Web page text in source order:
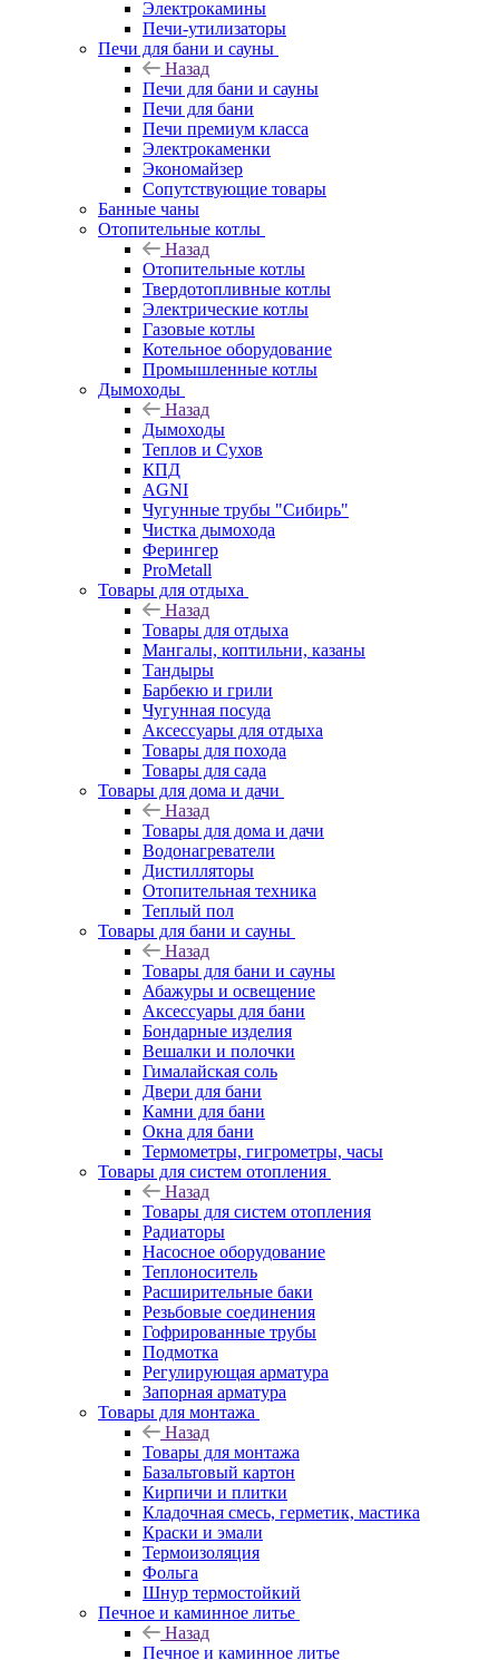
Электрокамины
Печи-утилизаторы
Печи для бани и сауны
Назад
Печи для бани и сауны
Печи для бани
Печи премиум класса
Электрокаменки
Экономайзер
Сопутствующие товары
Банные чаны
Отопительные котлы
Назад
Отопительные котлы
Твердотопливные котлы
Электрические котлы
Газовые котлы
Котельное оборудование
Промышленные котлы
Дымоходы
Назад
Дымоходы
Теплов и Сухов
КПД
AGNI
Чугунные трубы "Сибирь"
Чистка дымохода
Ферингер
ProMetall
Товары для отдыха
Назад
Товары для отдыха
Мангалы, коптильни, казаны
Тандыры
Барбекю и грили
Чугунная посуда
Аксессуары для отдыха
Товары для похода
Товары для сада
Товары для дома и дачи
Назад
Товары для дома и дачи
Водонагреватели
Дистилляторы
Отопительная техника
Теплый пол
Товары для бани и сауны
Назад
Товары для бани и сауны
Абажуры и освещение
Аксессуары для бани
Бондарные изделия
Вешалки и полочки
Гималайская соль
Двери для бани
Камни для бани
Окна для бани
Термометры, гигрометры, часы
Товары для систем отопления
Назад
Товары для систем отопления
Радиаторы
Насосное оборудование
Теплоноситель
Расширительные баки
Резьбовые соединения
Гофрированные трубы
Подмотка
Регулирующая арматура
Запорная арматура
Товары для монтажа
Назад
Товары для монтажа
Базальтовый картон
Кирпичи и плитки
Кладочная смесь, герметик, мастика
Краски и эмали
Термоизоляция
Фольга
Шнур термостойкий
Печное и каминное литье
Назад
Печное и каминное литье